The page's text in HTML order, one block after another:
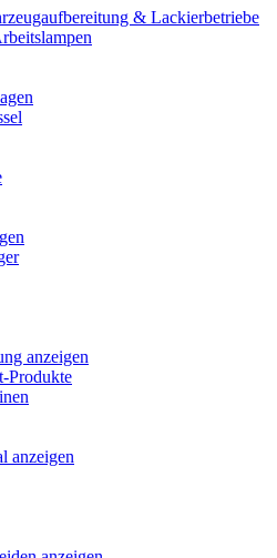
& Lackierbetriebe
anzeigen
Produkte
anzeigen